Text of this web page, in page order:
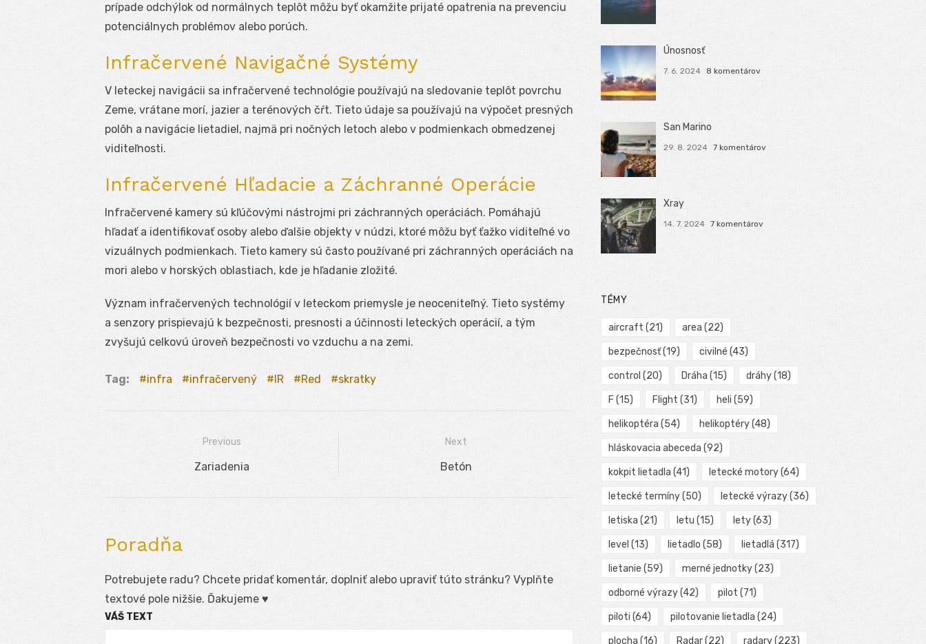
prípade odchýlok od normálnych teplôt môžu byť okamžite prijaté opatrenia na prevenciu
potenciálnych problémov alebo porúch.
Infračervené Navigačné Systémy
V leteckej navigácii sa infračervené technológie používajú na sledovanie teplôt povrchu
Zeme, vrátane morí, jazier a terénových čŕt. Tieto údaje sa používajú na výpočet presných
polôh a navigácie lietadiel, najmä pri nočných letoch alebo v podmienkach obmedzenej
viditeľnosti.
Infračervené Hľadacie a Záchranné Operácie
Infračervené kamery sú kľúčovými nástrojmi pri záchranných operáciách. Pomáhajú
hľadať a identifikovať osoby alebo ďalšie objekty v núdzi, ktoré môžu byť ťažko viditeľné vo
vizuálnych podmienkach. Tieto kamery sú často používané pri záchranných operáciách na
mori alebo v horských oblastiach, kde je hľadanie zložité.
Význam infračervených technológií v leteckom priemysle je neoceniteľný. Tieto systémy
a senzory prispievajú k bezpečnosti, presnosti a účinnosti leteckých operácií, a tým
zvyšujú celkovú úroveň bezpečnosti vo vzduchu a na zemi.
Tag: infra infračervený IR Red skratky
Previous
Previous
Zariadenia
Next
Next
Betón
Poradňa
Potrebujete radu? Chcete pridať komentár, doplniť alebo upraviť túto stránku? Vyplňte
textové pole nižšie. Ďakujeme ♥
VÁŠ TEXT
Únosnosť
7. 6. 2024 8 komentárov
San Marino
29. 8. 2024 7 komentárov
Xray
14. 7. 2024 7 komentárov
TÉMY
aircraft (21) area (22)
bezpečnosť(19) civilné (43)
control (20) Dráha (15) dráhy(18)
F (15) Flight (31) heli (59)
helikoptéra (54) helikoptéry(48)
hláskovacia abeceda (92)
kokpit lietadla (41) letecké motory(64)
letecké termíny(50) letecké výrazy(36)
letiska (21) letu (15) lety(63)
level (13) lietadlo (58) lietadlá (317)
lietanie (59) merné jednotky(23)
odborné výrazy(42) pilot (71)
piloti (64) pilotovanie lietadla (24)
plocha (16) Radar(22) radary(223)